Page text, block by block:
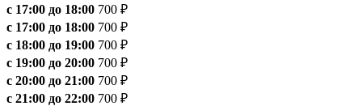
с 17:00 до 18:00 700 ₽
с 17:00 до 18:00 700 ₽
с 18:00 до 19:00 700 ₽
с 19:00 до 20:00 700 ₽
с 20:00 до 21:00 700 ₽
с 21:00 до 22:00 700 ₽